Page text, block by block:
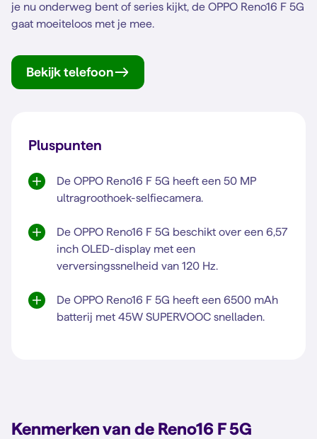
je nu onderweg bent of series kijkt, de OPPO Reno16 F 5G
gaat moeiteloos met je mee.
Bekijk telefoon
Pluspunten
De OPPO Reno16 F 5G heeft een 50 MP
ultragroothoek-selfiecamera.
De OPPO Reno16 F 5G beschikt over een 6,57
inch OLED-display met een
verversingssnelheid van 120 Hz.
De OPPO Reno16 F 5G heeft een 6500 mAh
batterij met 45W SUPERVOOC snelladen.
Kenmerken van de Reno16 F 5G